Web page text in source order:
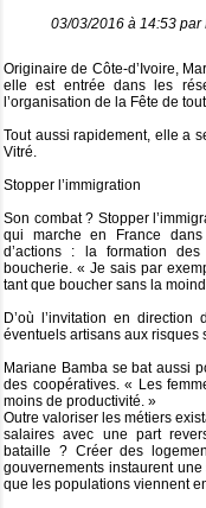
03/03/2016 à 14:53 par
Originaire de Côte-d’Ivoire,
elle est entrée dans les
l’organisation de la Fête de
Tout aussi rapidement, elle a
Vitré.
Stopper l’immigration
Son combat ? Stopper
qui marche en France
d’actions : la formation
boucherie. « Je sais par
tant que boucher sans la
D’où l’invitation en
éventuels artisans aux risques
Mariane Bamba se bat aussi
des coopératives. « Les
moins de productivité. »
Outre valoriser les métiers
salaires avec une part
bataille ? Créer des
gouvernements instaurent
que les populations viennent